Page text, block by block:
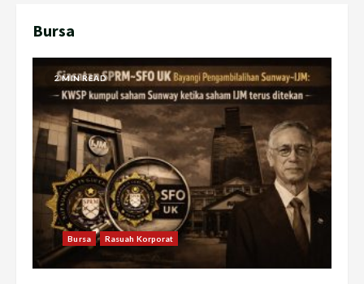
Bursa
2 MIN READ
Bursa Rasuah Korporat